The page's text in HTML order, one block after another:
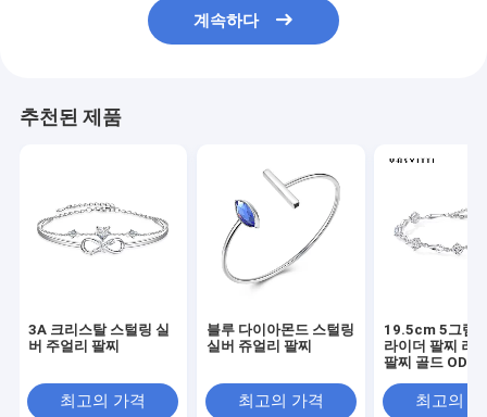
계속하다
추천된 제품
3A 크리스탈 스털링 실
버 주얼리 팔찌
최고의 가격
블루 다이아몬드 스털링
실버 쥬얼리 팔찌
최고의 가격
19.5cm 5그램
라이더 팔찌 러
팔찌 골드 ODM
최고의